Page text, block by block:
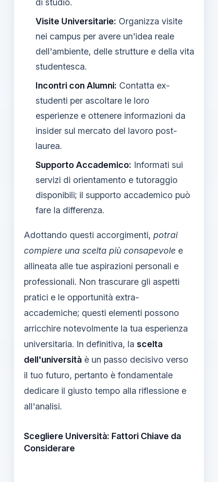
Visite Universitarie: Organizza visite
nei campus per avere un'idea reale
dell'ambiente, delle strutture e della vita
studentesca.
Incontri con Alumni: Contatta ex-
studenti per ascoltare le loro
esperienze e ottenere informazioni da
insider sul mercato del lavoro post-
laurea.
Supporto Accademico: Informati sui
servizi di orientamento e tutoraggio
disponibili; il supporto accademico può
fare la differenza.
Adottando questi accorgimenti, potrai
compiere una scelta più consapevole e
allineata alle tue aspirazioni personali e
professionali. Non trascurare gli aspetti
pratici e le opportunità extra-
accademiche; questi elementi possono
arricchire notevolmente la tua esperienza
universitaria. In definitiva, la scelta
dell'università è un passo decisivo verso
il tuo futuro, pertanto è fondamentale
dedicare il giusto tempo alla riflessione e
all'analisi.
Scegliere Università: Fattori Chiave da
Considerare